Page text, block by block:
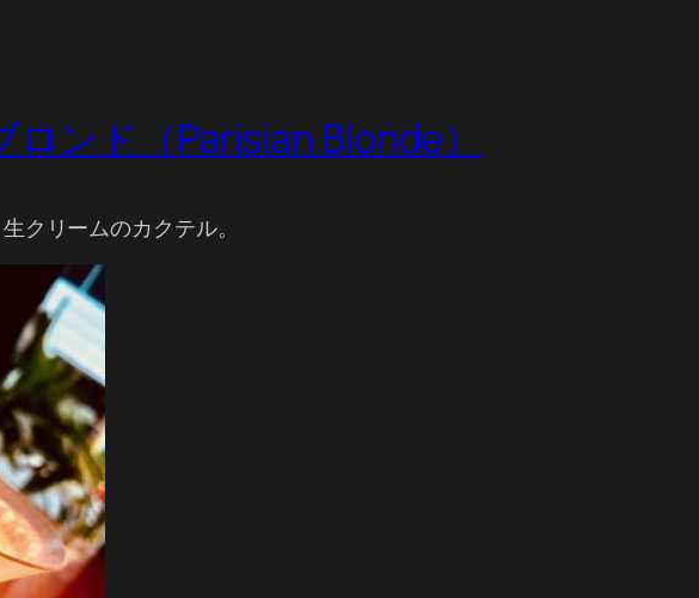
ンド（Parisian Blonde）
クリームのカクテル。